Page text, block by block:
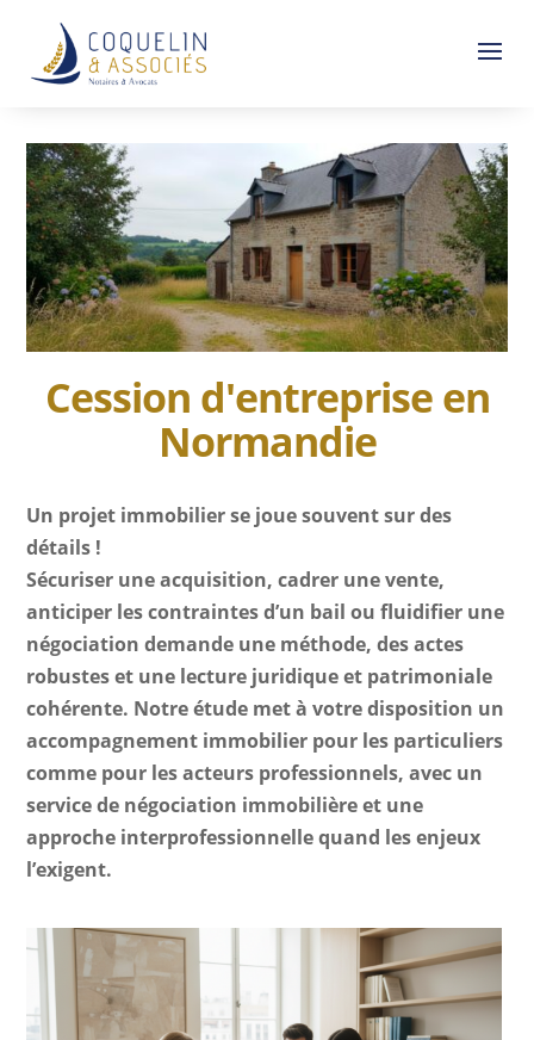
Cession d'entreprise en
Normandie
Un projet immobilier se joue souvent sur des
détails !
Sécuriser une acquisition, cadrer une vente,
anticiper les contraintes d’un bail ou fluidifier une
négociation demande une méthode, des actes
robustes et une lecture juridique et patrimoniale
cohérente. Notre étude met à votre disposition un
accompagnement immobilier pour les particuliers
comme pour les acteurs professionnels, avec un
service de négociation immobilière et une
approche interprofessionnelle quand les enjeux
l’exigent.